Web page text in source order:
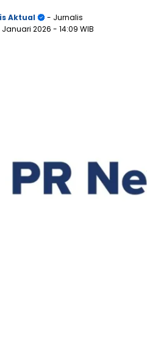
Aktual
- Jurnalis
2026 - 14:09 WIB